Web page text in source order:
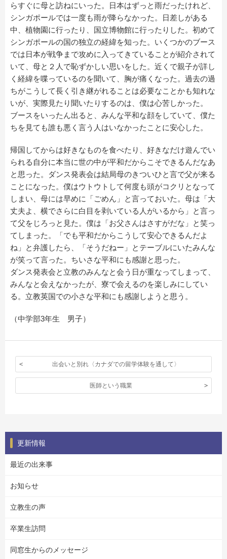
らすぐに母と訪ねにいった。日本はずっと雨だったけれど、
シンガポールでは一度も雨が降らなかった。日差しがある
中、植物園に行ったり、国立博物館に行ったりした。初めて
シンガポールの国の独立の経緯を知った。いくつかのブース
では日本が戦争まで攻めに入ってきていることが紹介されて
いて、母と２人で恥ずかしい思いをした。近くで親子が詳し
く経緯を喋っているのを聞いて、胸が痛くなった。過去の過
ちがこうして長く引き継がれることは必要なことかも知れな
いが、実際見たり聞いたりするのは、僕は心苦しかった。
ブースをいったん出ると、みんな平和な顔をしていて、僕た
ちを見ても誰も悪く言う人はいなかったことに安心した。
帰国してからは好きなものを食べたり、好きなだけ遊んでい
られる自分に本当に世の中が平和だからこそできるんだなあ
と思った。ダンス発表会は結局母のきついひと言で父が来る
ことになった。僕はウトウトして何度も頭がコクリとなって
しまい、母には早めに「ごめん」と言っておいた。母は「大
丈夫よ、横でさらに白目を剥いている人がいるから」と言っ
て父をじろっと見た。僕は「お父さんはさすがだな」と笑っ
てしまった。「でも平和だからこうして安心できるんだよ
ね」と弁護したら、「そうだねー」とテーブルにいたみんな
が笑って言った。ちいさな平和にも感謝と思った。
ダンス発表会と立教のみんなと会う日が重なってしまって、
みんなと会えなかったが、寮で会えるのを楽しみにしてい
る。立教英国での小さな平和にも感謝しようと思う。
（中学部3年生 男子）
出会いと別れ〈カナダでの留学体験を通して〉
医師という職業
更新情報
最近の出来事
お知らせ
立教生の声
卒業生訪問
同窓生からのメッセージ